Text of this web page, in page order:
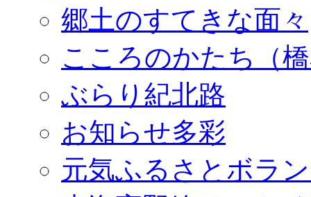
郷土のすてきな面々
こころのかたち（
ぶらり紀北路
お知らせ多彩
元気ふるさとボラ